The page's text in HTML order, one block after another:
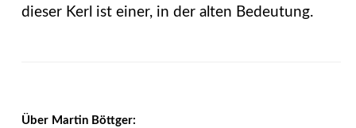
dieser Kerl ist einer, in der alten Bedeutung.
Über Martin Böttger: